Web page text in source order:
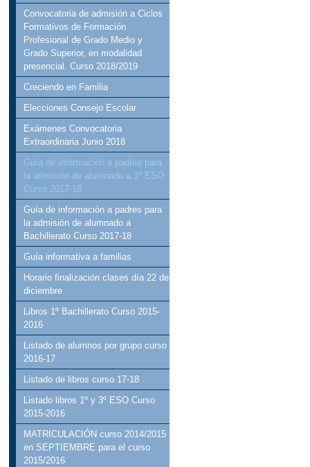
Convocatoria de admisión a Ciclos
Formativos de Formación
Profesional de Grado Medio y
Grado Superior, en modalidad
presencial. Curso 2018/2019
Creciendo en Familia
Elecciones Consejo Escolar
Exámenes Convocatoria
Extraordinaria Junio 2018
Guía de información a padres para
la admisión de alumnado a 1º ESO
Curso 2017-18
Guía de información a padres para
la admisión de alumnado a
Bachillerato Curso 2017-18
Guía informativa a familias
Horario finalización clases día 22 de
diciembre
Libros 1º Bachillerato Curso 2015-
2016
Listado de alumnos por grupo curso
2016-17
Listado de libros curso 17-18
Listado libros 1º y 3º ESO Curso
2015-2016
MATRICULACIÓN curso 2014/2015
en SEPTIEMBRE para el curso
2015/2016